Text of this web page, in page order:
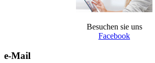
Besuchen sie uns
Facebook
e-Mail